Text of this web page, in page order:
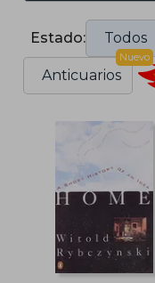
Estado: Todos
Anticuarios
Nuevo